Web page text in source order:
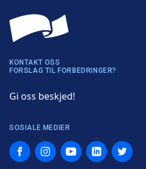
KONTAKT OSS
FORSLAG TIL FORBEDRINGER?
Gi oss beskjed!
SOSIALE MEDIER
FacebookInstagramYouTubeLinkedInTwitter